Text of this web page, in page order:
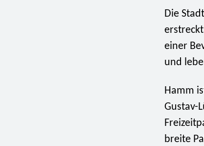
Die Stadt
einer
und
Hamm
Gustav-
breite